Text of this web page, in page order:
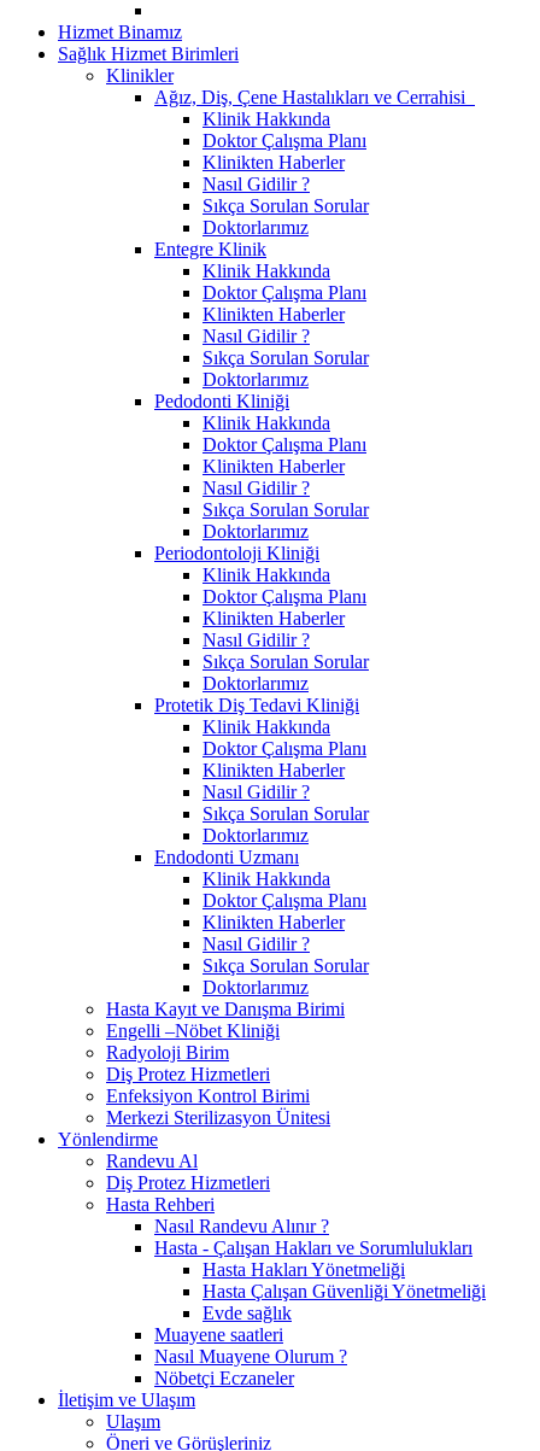
Hizmet Binamız
Sağlık Hizmet Birimleri
Klinikler
Ağız, Diş, Çene Hastalıkları ve Cerrahisi
Klinik Hakkında
Doktor Çalışma Planı
Klinikten Haberler
Nasıl Gidilir ?
Sıkça Sorulan Sorular
Doktorlarımız
Entegre Klinik
Klinik Hakkında
Doktor Çalışma Planı
Klinikten Haberler
Nasıl Gidilir ?
Sıkça Sorulan Sorular
Doktorlarımız
Pedodonti Kliniği
Klinik Hakkında
Doktor Çalışma Planı
Klinikten Haberler
Nasıl Gidilir ?
Sıkça Sorulan Sorular
Doktorlarımız
Periodontoloji Kliniği
Klinik Hakkında
Doktor Çalışma Planı
Klinikten Haberler
Nasıl Gidilir ?
Sıkça Sorulan Sorular
Doktorlarımız
Protetik Diş Tedavi Kliniği
Klinik Hakkında
Doktor Çalışma Planı
Klinikten Haberler
Nasıl Gidilir ?
Sıkça Sorulan Sorular
Doktorlarımız
Endodonti Uzmanı
Klinik Hakkında
Doktor Çalışma Planı
Klinikten Haberler
Nasıl Gidilir ?
Sıkça Sorulan Sorular
Doktorlarımız
Hasta Kayıt ve Danışma Birimi
Engelli –Nöbet Kliniği
Radyoloji Birim
Diş Protez Hizmetleri
Enfeksiyon Kontrol Birimi
Merkezi Sterilizasyon Ünitesi
Yönlendirme
Randevu Al
Diş Protez Hizmetleri
Hasta Rehberi
Nasıl Randevu Alınır ?
Hasta - Çalışan Hakları ve Sorumlulukları
Hasta Hakları Yönetmeliği
Hasta Çalışan Güvenliği Yönetmeliği
Evde sağlık
Muayene saatleri
Nasıl Muayene Olurum ?
Nöbetçi Eczaneler
İletişim ve Ulaşım
Ulaşım
Öneri ve Görüşleriniz